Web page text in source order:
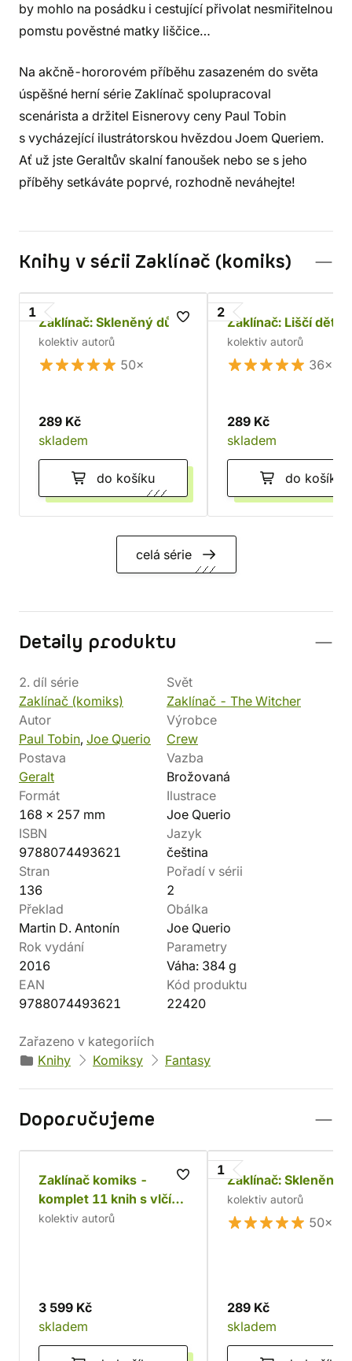
by mohlo na posádku i cestující přivolat nesmiřitelnou
pomstu pověstné matky liščice…
Na akčně-hororovém příběhu zasazeném do světa
úspěšné herní série Zaklínač spolupracoval
scenárista a držitel Eisnerovy ceny Paul Tobin
s vycházející ilustrátorskou hvězdou Joem Queriem.
Ať už jste Geraltův skalní fanoušek nebo se s jeho
příběhy setkáváte poprvé, rozhodně neváhejte!
Knihy v sérii Zaklínač (komiks)
1
Zaklínač: Skleněný dům
kolektiv autorů
50×
289 Kč
skladem
do košíku
2
Zaklínač: Liščí děti
kolektiv autorů
36×
289 Kč
skladem
do košíku
celá série
Detaily produktu
2. díl série
Zaklínač (komiks)
Svět
Zaklínač - The Witcher
Autor
Paul Tobin, Joe Querio
Výrobce
Crew
Postava
Geralt
Vazba
Brožovaná
Formát
168 x 257 mm
Ilustrace
Joe Querio
ISBN
9788074493621
Jazyk
čeština
Stran
136
Pořadí v sérii
2
Překlad
Martin D. Antonín
Obálka
Joe Querio
Rok vydání
2016
Parametry
Váha: 384 g
EAN
9788074493621
Kód produktu
22420
Zařazeno v kategoriích
Knihy
Komiksy Fantasy
Doporučujeme
Zaklínač komiks -
komplet 11 knih s vlčím
amuletem
kolektiv autorů
3 599 Kč
skladem
1
Zaklínač: Skleněný
kolektiv autorů
50×
289 Kč
skladem